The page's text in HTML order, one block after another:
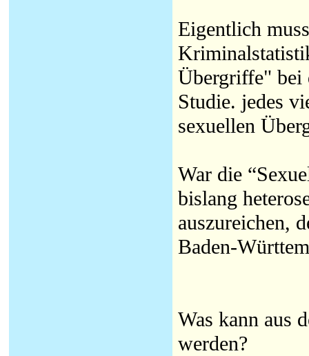
Eigentlich
Übergriffe" bei
Studie. jedes
sexuellen
War die
bislang
auszureichen,
Baden-
Was kann aus
werden?